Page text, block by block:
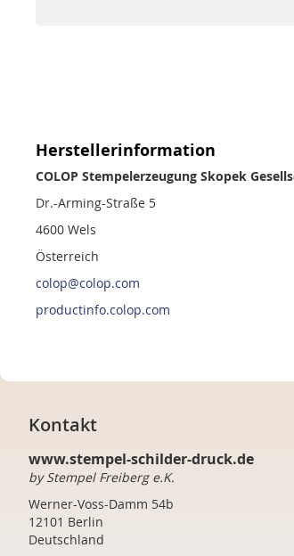
Herstellerinformation
COLOP Stempelerzeugung Skopek
Dr.-Arming-Straße 5
4600 Wels
Österreich
colop@colop.com
productinfo.colop.com
Kontakt
www.stempel-schilder-druck.de
by Stempel Freiberg e.K.
Werner-Voss-Damm 54b
12101 Berlin
Deutschland